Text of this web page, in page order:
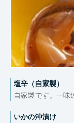
塩辛（自家製）
自家製です。一味
いかの沖漬け